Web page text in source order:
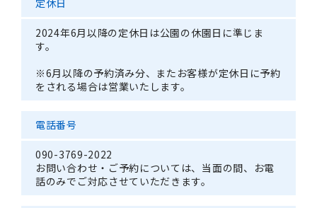
定休日
2024年6月以降の定休日は公園の休園日に準じま
す。
※6月以降の予約済み分、またお客様が定休日に予約
をされる場合は営業いたします。
電話番号
090-3769-2022
お問い合わせ・ご予約については、当面の間、お電
話のみでご対応させていただきます。